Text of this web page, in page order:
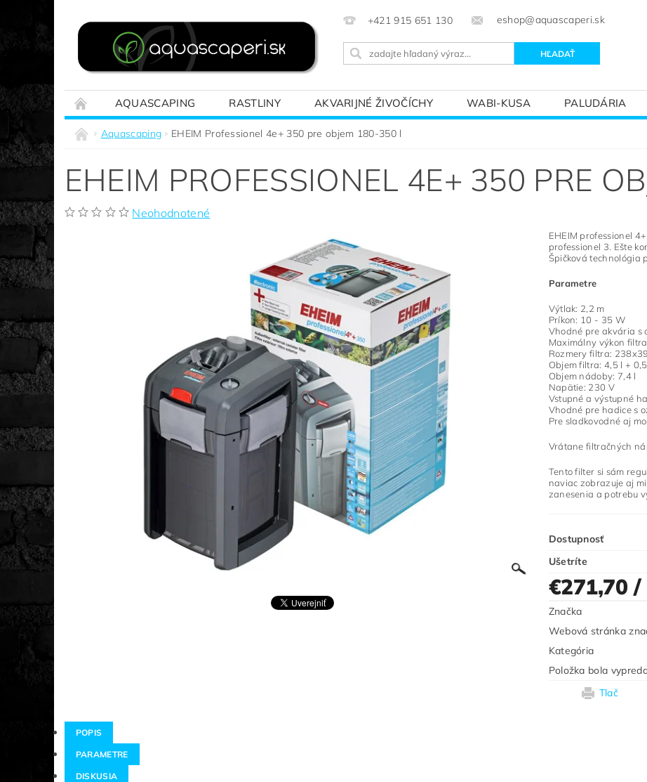
+421 915 651 130 eshop@aquascaperi.sk
AQUASCAPING RASTLINY AKVARIJNÉ ŽIVOČÍCHY WABI-KUSA PALUDÁRIA
REALIZÁCIE NA MIERU
SPRIEVODCA AKVÁRIOVÝM SVETOM – ZÁKLADY AKVARISTIKY
Aquascaping EHEIM Professionel 4e+ 350 pre objem 180-350 l
EHEIM PROFESSIONEL 4E+ 350 PRE
Neohodnotené
EHEIM professionel
professionel 3. Ešte
Špičková technológia
Parametre
Výtlak: 2,2 m
Príkon: 10 - 35 W
Vhodné pre akvária s
Maximálny výkon
Rozmery filtra:
Objem filtra: 4,5 l +
Objem nádoby: 7,4 l
Napätie: 230 V
Vstupné a výstupné
Vhodné pre hadice s
Pre sladkovodné aj
Vrátane filtračných
Tento filter si sám
naviac zobrazuje aj
zanesenia a potrebu
Dostupnosť
Ušetríte
€271,70 /
Značka
Webová stránka
Kategória
Položka bola
Tlač
POPIS
PARAMETRE
DISKUSIA